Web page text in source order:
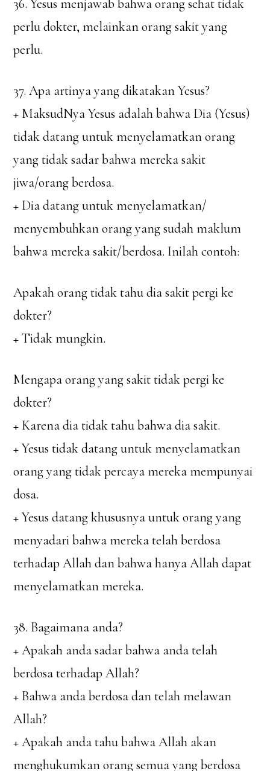
36. Yesus menjawab bahwa orang sehat tidak
perlu dokter, melainkan orang sakit yang
perlu.
37. Apa artinya yang dikatakan Yesus?
+ MaksudNya Yesus adalah bahwa Dia (Yesus)
tidak datang untuk menyelamatkan orang
yang tidak sadar bahwa mereka sakit
jiwa/orang berdosa.
+ Dia datang untuk menyelamatkan/
menyembuhkan orang yang sudah maklum
bahwa mereka sakit/berdosa. Inilah contoh:
Apakah orang tidak tahu dia sakit pergi ke
dokter?
+ Tidak mungkin.
Mengapa orang yang sakit tidak pergi ke
dokter?
+ Karena dia tidak tahu bahwa dia sakit.
+ Yesus tidak datang untuk menyelamatkan
orang yang tidak percaya mereka mempunyai
dosa.
+ Yesus datang khususnya untuk orang yang
menyadari bahwa mereka telah berdosa
terhadap Allah dan bahwa hanya Allah dapat
menyelamatkan mereka.
38. Bagaimana anda?
+ Apakah anda sadar bahwa anda telah
berdosa terhadap Allah?
+ Bahwa anda berdosa dan telah melawan
Allah?
+ Apakah anda tahu bahwa Allah akan
menghukumkan orang semua yang berdosa